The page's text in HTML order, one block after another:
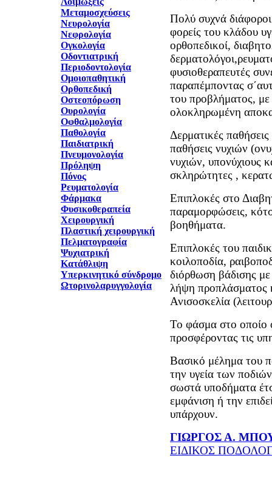
Μεταμοσχεύσεις
Νευρολογία
Νεφρολογία
Ογκολογία
Οδοντιατρική
Περιοδοντολογία
Ομοιοπαθητική
Ορθοπεδική
Οστεοπόρωση
Ουρολογία
Οφθαλμολογία
Παθολογία
Παιδιατρική
Πνευμονολογία
Πρόληψη
Πόνος
Ρευματολογία
Φάρμακα
Φυσικοθεραπεία
Χειρουργική
Πλαστική χειρουργική
Πελματογραφία
Ψυχιατρική
Κατάθλιψη
Υπερκινητικό σύνδρομο
Ωτορινολαρυγγολογία
Πολύ συχνά διάφοροι
φορείς του κλάδου
ορθοπεδικοί,
φυσιοθεραπευτές
παραπέμποντας
του προβλήματος,
ολοκληρωμένη
Δερματικές
παθήσεις νυχιών
νυχιών, υπονύχιους
σκληρώτητες ,
Επιπλοκές στο
παραμορφώσεις,
βοηθήματα.
Επιπλοκές του
κοιλοποδία,
διόρθωση βάδισης
λήψη προπλάσματος
Ανισοσκελία
Το φάσμα στο οποίο
προσφέροντας τις
Βασικό μέλημα του
την υγεία των
σωστά υποδήματα
εμφάνιση ή την
υπάρχουν.
ΓΙΩΡΓΟΣ Α.
ΕΙΔΙΚΟΣ